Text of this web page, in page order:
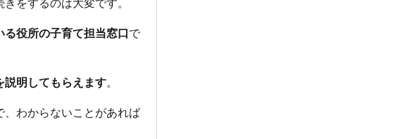
役所の子育て担当窓口で
説明してもらえます。
わからないことがあれば